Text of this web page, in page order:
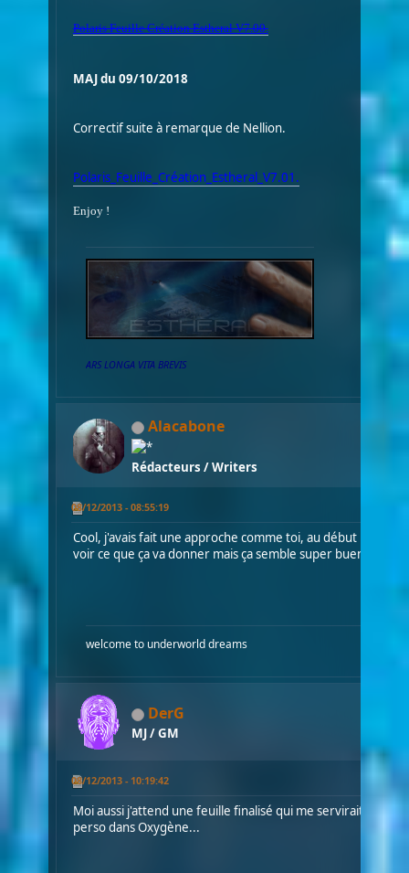
Polaris Feuille Création Estheral V7.00.
MAJ du 09/10/2018
Correctif suite à remarque de Nellion.
Polaris_Feuille_Création_Estheral_V7.01.
Enjoy !
ARS LONGA VITA BREVIS
Alacabone
Rédacteurs / Writers
08/12/2013 - 08:55:19
Cool, j'avais fait une approche comme toi, au début pour
voir ce que ça va donner mais ça semble super buen, je test
welcome to underworld dreams
DerG
MJ / GM
08/12/2013 - 10:19:42
Moi aussi j'attend une feuille finalisé qui me servirait de
perso dans Oxygène...